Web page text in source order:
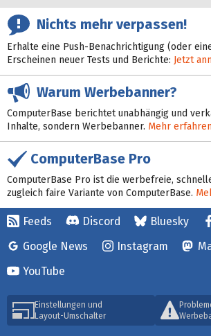
Nichts mehr verpassen!
Erhalte eine Push-Benachrichtigung (oder
Erscheinen neuer Tests und Berichte: Jetzt
Warum Werbebanner?
ComputerBase berichtet unabhängig und
Inhalte, sondern Werbebanner. Mehr
ComputerBase Pro
ComputerBase Pro ist die werbefreie,
zugleich faire Variante von ComputerBase.
Feeds Discord Bluesky
Google News
Instagram
YouTube
Einstellungen und
Layout-Umschalter